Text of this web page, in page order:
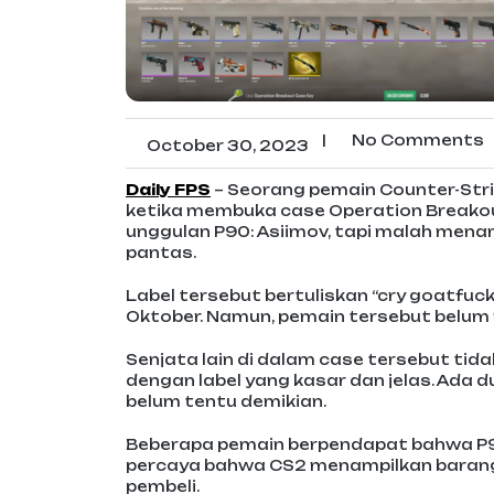
October 30, 2023 | No Comments
Daily FPS – Seorang pemain Counter-
ketika membuka case Operation
unggulan P90: Asiimov, tapi malah
pantas.
Label tersebut bertuliskan “cry
Oktober. Namun, pemain tersebut
Senjata lain di dalam case tersebut
dengan label yang kasar dan jelas. Ada
belum tentu demikian.
Beberapa pemain berpendapat bahwa
percaya bahwa CS2 menampilkan
pembeli.